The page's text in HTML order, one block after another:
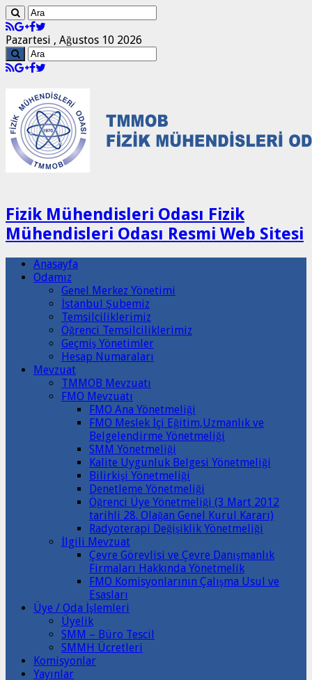
Pazartesi , Ağustos 10 2026
Fizik Mühendisleri Odası Fizik
Mühendisleri Odası Resmi Web Sitesi
Anasayfa
Odamız
Genel Merkez Yönetimi
İstanbul Şubemiz
Temsilciliklerimiz
Öğrenci Temsilciliklerimiz
Geçmiş Yönetimler
Hesap Numaraları
Mevzuat
TMMOB Mevzuatı
FMO Mevzuatı
FMO Ana Yönetmeliği
FMO Meslek İçi Eğitim,Uzmanlık ve
Belgelendirme Yönetmeliği
SMM Yönetmeliği
Kalite Uygunluk Belgesi Yönetmeliği
Bilirkişi Yönetmeliği
Denetleme Yönetmeliği
Öğrenci Üye Yönetmeliği (3 Mart 2012
tarihli 28. Olağan Genel Kurul Kararı)
Radyoterapi Değişiklik Yönetmeliği
İlgili Mevzuat
Çevre Görevlisi ve Çevre Danışmanlık
Firmaları Hakkında Yönetmelik
FMO Komisyonlarının Çalışma Usul ve
Esasları
Üye / Oda İşlemleri
Üyelik
SMM – Büro Tescil
SMMH Ücretleri
Komisyonlar
Yayınlar